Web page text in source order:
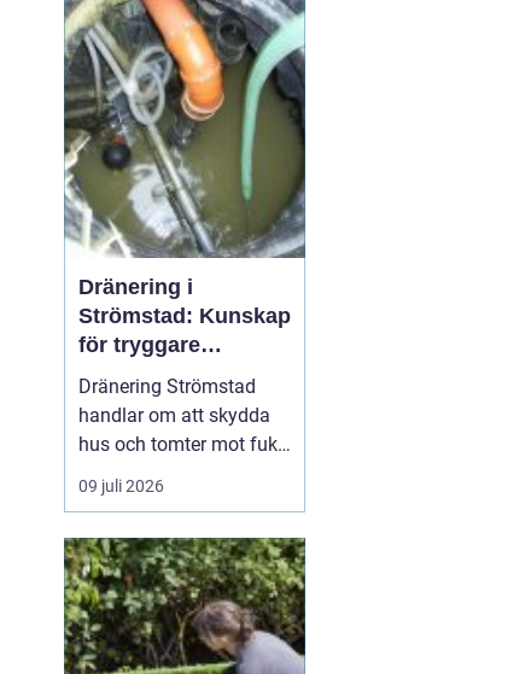
regn, snö och blåst, utan
påve...
Dränering i
Strömstad: Kunskap
för tryggare
husgrunder
Dränering Strömstad
handlar om att skydda
hus och tomter mot fukt,
läckage och långsiktiga
skador i en miljö som
kustklimat, klippor och
varierande
markförhållanden.
Genom att förstå...
09 juli 2026